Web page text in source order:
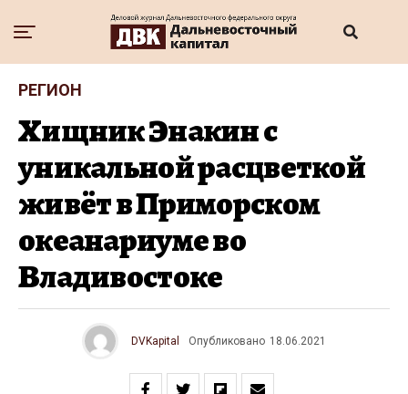
РЕГИОН
Хищник Энакин с
уникальной расцветкой
живёт в Приморском
океанариуме во
Владивостоке
DVKapital Опубликовано 18.06.2021